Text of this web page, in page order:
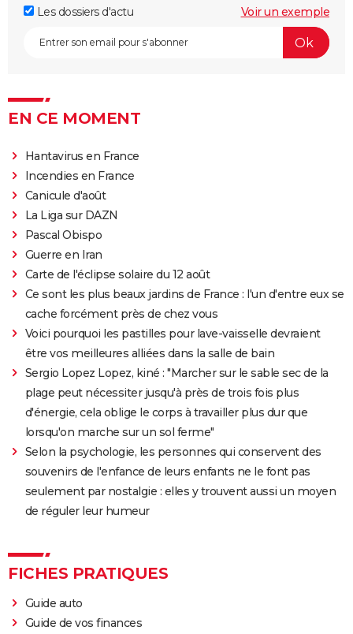
Les dossiers d'actu
Voir un exemple
EN CE MOMENT
Hantavirus en France
Incendies en France
Canicule d'août
La Liga sur DAZN
Pascal Obispo
Guerre en Iran
Carte de l'éclipse solaire du 12 août
Ce sont les plus beaux jardins de France : l'un d'entre eux se
cache forcément près de chez vous
Voici pourquoi les pastilles pour lave-vaisselle devraient
être vos meilleures alliées dans la salle de bain
Sergio Lopez Lopez, kiné : "Marcher sur le sable sec de la
plage peut nécessiter jusqu'à près de trois fois plus
d'énergie, cela oblige le corps à travailler plus dur que
lorsqu'on marche sur un sol ferme"
Selon la psychologie, les personnes qui conservent des
souvenirs de l'enfance de leurs enfants ne le font pas
seulement par nostalgie : elles y trouvent aussi un moyen
de réguler leur humeur
FICHES PRATIQUES
Guide auto
Guide de vos finances